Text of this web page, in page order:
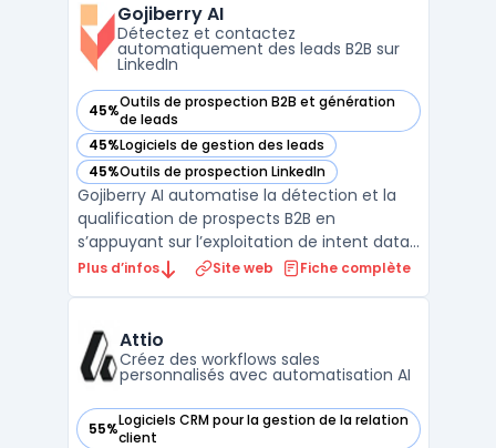
d’investissement et cabinets de
recrutement pilotant leur pros ...
Gojiberry AI
Détectez et contactez
automatiquement des leads B2B sur
LinkedIn
45%Outils de prospection B2B et génération
de leads
— voir Gojiberry AI dans cette catégorie
45%Logiciels de gestion des leads
— voir Gojiberry AI dans cette catégorie
45%Outils de prospection LinkedIn
— voir Gojiberry AI dans cette catégorie
Gojiberry AI automatise la détection et la
qualification de prospects B2B en
s’appuyant sur l’exploitation de intent data.
Ce logiciel s’adresse aux fondateurs, aux
multiplier les outils. De nombreuses petites
entrep ...
Plus d’infos Site web Fiche complète
Attio
Créez des workflows sales
personnalisés avec automatisation AI
55%Logiciels CRM pour la gestion de la relation
client
— voir Attio dans cette catégorie